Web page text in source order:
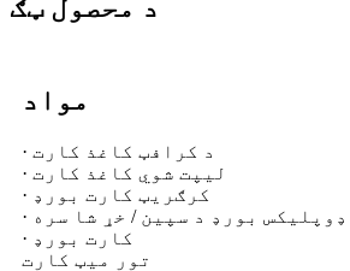
د محصول ټګ
مواد
· د کرافټ کاغذ کارت
· لیپت شوي کاغذ کارت
· کرګریټ کارت بورډ
· ډوپلیکس بورډ د سپین / خړ شا سره
· کارت بورډ
تور میټ کارت